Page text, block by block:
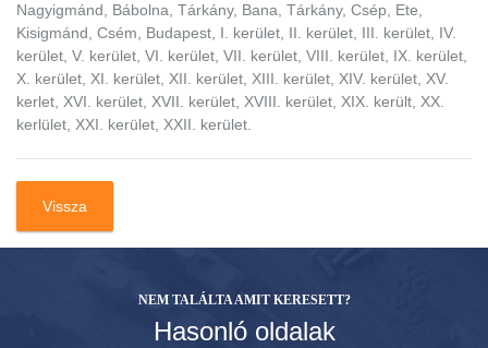
Nagyigmánd, Bábolna, Tárkány, Bana, Tárkány, Csép, Ete,
Kisigmánd, Csém, Budapest, I. kerület, II. kerület, III. kerület, IV.
kerület, V. kerület, VI. kerület, VII. kerület, VIII. kerület, IX. kerület,
X. kerület, XI. kerület, XII. kerület, XIII. kerület, XIV. kerület, XV.
kerlet, XVI. kerület, XVII. kerület, XVIII. kerület, XIX. került, XX.
kerlület, XXI. kerület, XXII. kerület.
Vissza
NEM TALÁLTA AMIT KERESETT?
Hasonló oldalak